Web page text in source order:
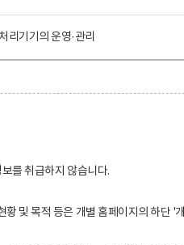
리기기의 운영·관리
를 취급하지 않습니다.
및 목적 등은 개별 홈페이지의 하단 '